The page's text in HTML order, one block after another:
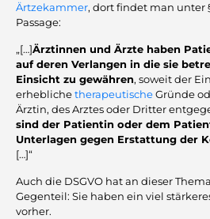
Ärtzekammer, dort findet man unter
Passage:
„[…]Ärztinnen und Ärzte haben
auf deren Verlangen in die sie
Einsicht zu gewähren, soweit der
erheblichetherapeutischeGründe
Ärztin, des Arztes oder Dritter
sind der Patientin oder dem
Unterlagen gegen Erstattung der
[…]“
Auch die DSGVO hat an dieser
Gegenteil: Sie haben ein viel
vorher.